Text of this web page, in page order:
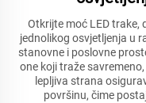
Otkrijte moć LED trake,
jednolikog osvjetljenja u
stanovne i poslovne
one koji traže
lepljiva strana
površinu, čime